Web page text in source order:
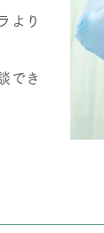
より
でき